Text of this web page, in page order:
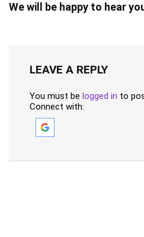
We will be happy to hear
LEAVE A REPLY
You must be logged in to
Connect with: